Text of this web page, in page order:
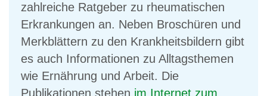
zahlreiche Ratgeber zu rheumatischen
Erkrankungen an. Neben Broschüren und
Merkblättern zu den Krankheitsbildern gibt
es auch Informationen zu Alltagsthemen
wie Ernährung und Arbeit. Die
Publikationen stehen im Internet zum